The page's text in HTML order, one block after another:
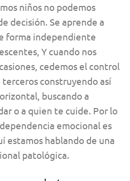
niños no podemos
decisión. Se aprende a
forma independiente
Y cuando nos
cedemos el control
terceros construyendo así
buscando a
o a quien te cuide. Por lo
emocional es
estamos hablando de una
patológica.